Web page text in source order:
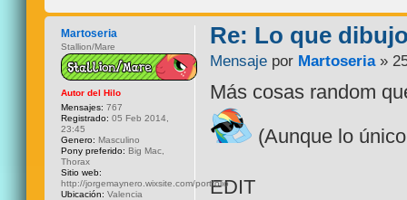
Re: Lo que
Mensaje por Martoseria»
Más cosas random
(Aunque lo
EDIT
Martoseria
Stallion/Mare
Autor del Hilo
Mensajes: 767
Registrado: 05 Feb 2014,
23:45
Genero: Masculino
Pony preferido: Big Mac,
Thorax
Sitio web:
http://jorgemaynero.wixsite.com/portfolio
Ubicación: Valencia